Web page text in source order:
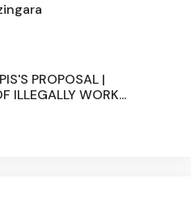
PROPOSAL |
ILLEGALLY WORK...